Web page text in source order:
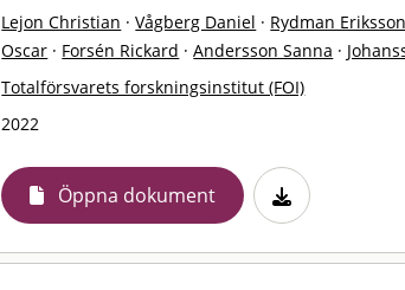
Lejon Christian · Vågberg Daniel · Rydman
Oscar · Forsén Rickard · Andersson Sanna ·
Totalförsvarets forskningsinstitut (FOI)
2022
Öppna dokument